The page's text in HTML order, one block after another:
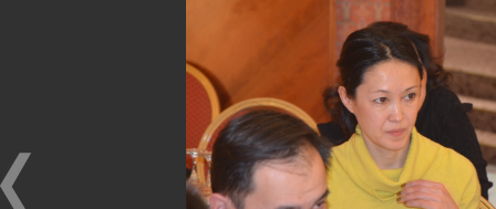
Семинар по разъяснению
норм Закона «О
ТРАНСФЕРТНОМ
ЦЕНООБРАЗОВАНИИ»